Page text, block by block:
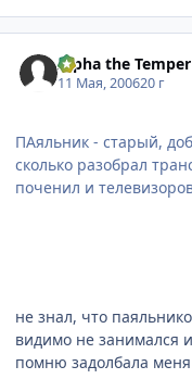
Alpha the Temper
11 Мая, 200620 г
ПАяльник - старый,
сколько разобрал
поченил и
не знал, что
видимо не занимался
помню задолбала